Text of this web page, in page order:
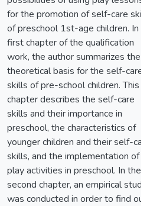
for the promotion of self-care
of preschool 1st-age children. In
first chapter of the qualification
work, the author summarizes the
theoretical basis for the self-care
skills of pre-school children. This
chapter describes the self-care
skills and their importance in
preschool, the characteristics of
younger children and their self-care
skills, and the implementation of
play activities in preschool. In the
second chapter, an empirical study
was conducted in order to find out